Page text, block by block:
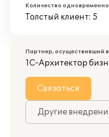
Количество
Толстый клиент: 5
Партнер, осуществивший
1С-Архитектор
Связаться
Другие